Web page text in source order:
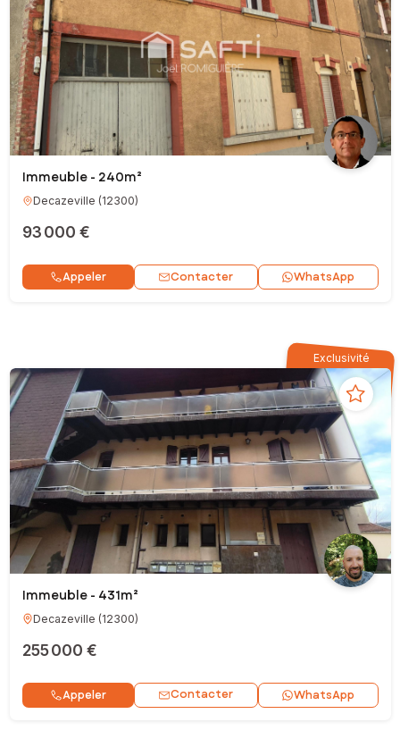
Immeuble - 240m²
Decazeville (12300)
93 000 €
Appeler Contacter WhatsApp
Exclusivité
Immeuble - 431m²
Decazeville (12300)
255 000 €
Appeler Contacter WhatsApp